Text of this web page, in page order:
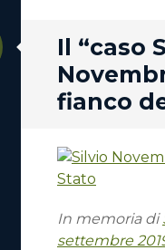
Il “caso
fianco
Standard
In memoria di
settembre